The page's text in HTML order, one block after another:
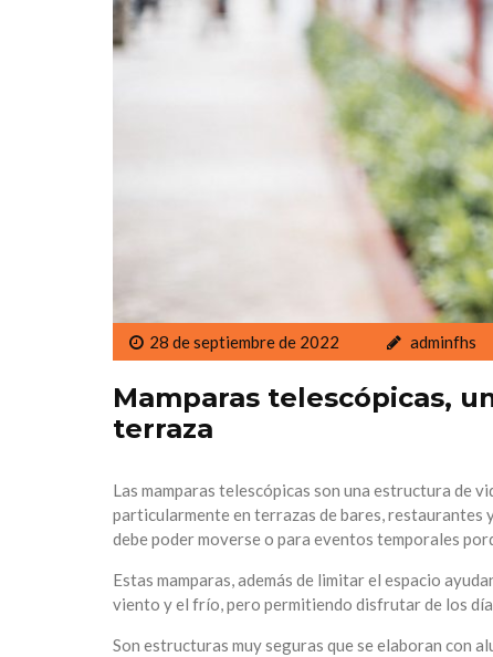
28 de septiembre de 2022 adminfhs
Mamparas telescópicas,
terraza
Las mamparas telescópicas son una estructura de
particularmente en terrazas de bares, restaurantes
debe poder moverse o para eventos temporales
Estas mamparas, además de limitar el espacio
viento y el frío, pero permitiendo disfrutar de los
Son estructuras muy seguras que se elaboran con